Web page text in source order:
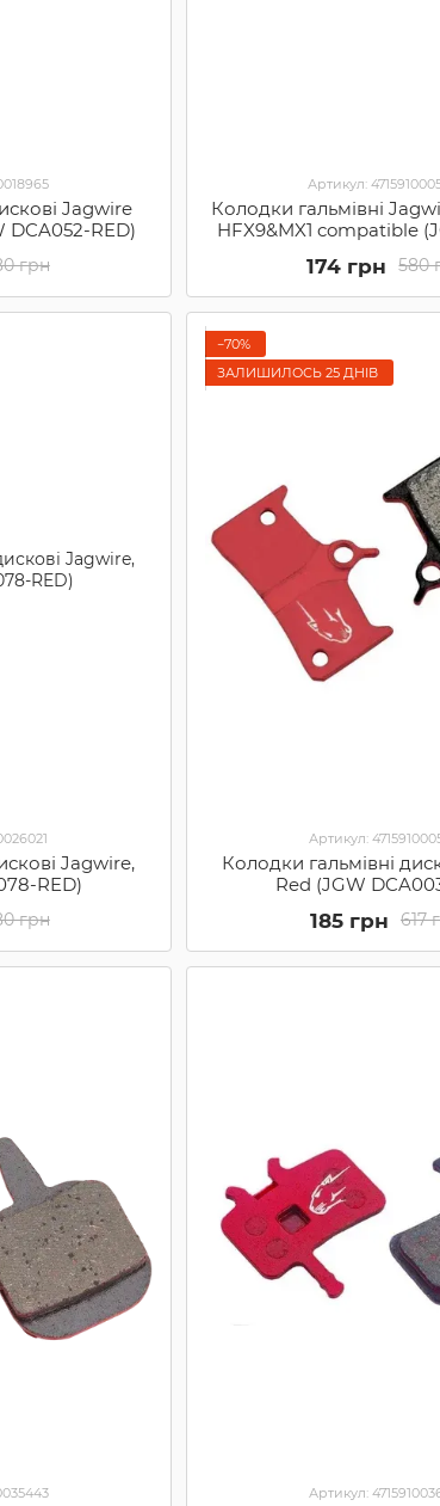
Jagwire
DCA052-RED)
грн
Артикул:
Колодки гальмівні
HFX9&MX1 compatible
580
174 грн
Jagwire,
RED)
грн
−70%
ЗАЛИШИЛОСЬ 25 ДНІВ
Артикул:
Колодки гальмівні
Red (JGW
617
185 грн
Артикул: